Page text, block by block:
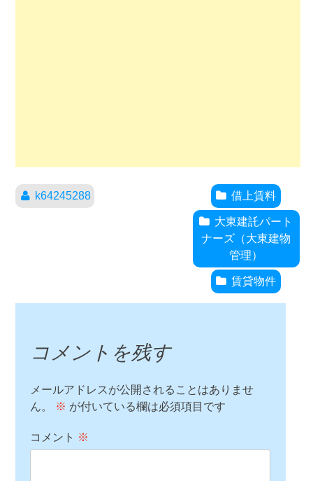
k64245288 借上賃料
大東建託パート
ナーズ（大東建物
管理）
賃貸物件
コメントを残す
メールアドレスが公開されることはありませ
ん。
※ が付いている欄は必須項目です
コメント ※